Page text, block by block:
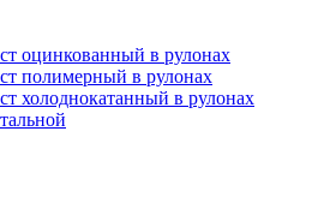
оцинкованный в рулонах
полимерный в рулонах
холоднокатанный в рулонах